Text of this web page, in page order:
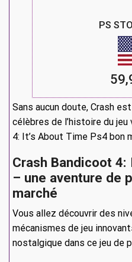
PS
Sans aucun doute, Crash
célèbres de l’histoire du
4: It’s About Time Ps4 bon
Crash Bandicoot 4:
– une aventure de
marché
Vous allez découvrir des
mécanismes de jeu
nostalgique dans ce jeu de